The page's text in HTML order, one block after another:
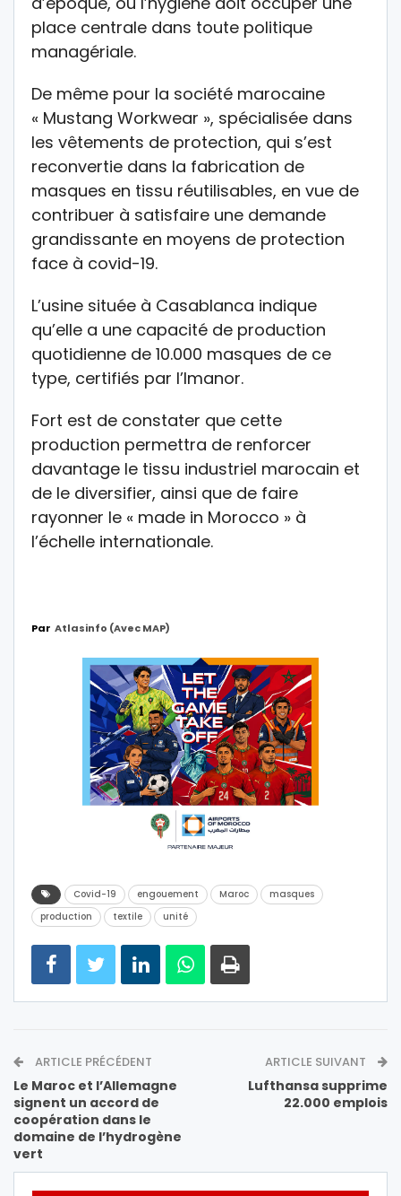
place centrale dans toute politique
managériale.
De même pour la société marocaine
« Mustang Workwear », spécialisée dans
les vêtements de protection, qui s’est
reconvertie dans la fabrication de
masques en tissu réutilisables, en vue de
contribuer à satisfaire une demande
grandissante en moyens de protection
face à covid-19.
L’usine située à Casablanca indique
qu’elle a une capacité de production
quotidienne de 10.000 masques de ce
type, certifiés par l’Imanor.
Fort est de constater que cette
production permettra de renforcer
davantage le tissu industriel marocain et
de le diversifier, ainsi que de faire
rayonner le « made in Morocco » à
l’échelle internationale.
Par Atlasinfo (avec MAP)
Covid-19 engouement Maroc
masques
production
textile unité
ARTICLE PRÉCÉDENT
Le Maroc et l’Allemagne
signent un accord de
coopération dans le
domaine de l’hydrogène
vert
ARTICLE SUIVANT
Lufthansa supprime
22.000 emplois